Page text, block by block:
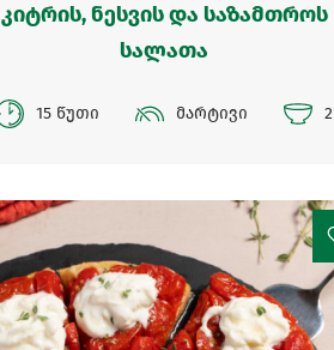
კიტრის, ნესვის და საზამთროს
სალათა
15 წუთი მარტივი 2